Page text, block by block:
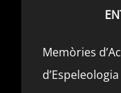
Memòries